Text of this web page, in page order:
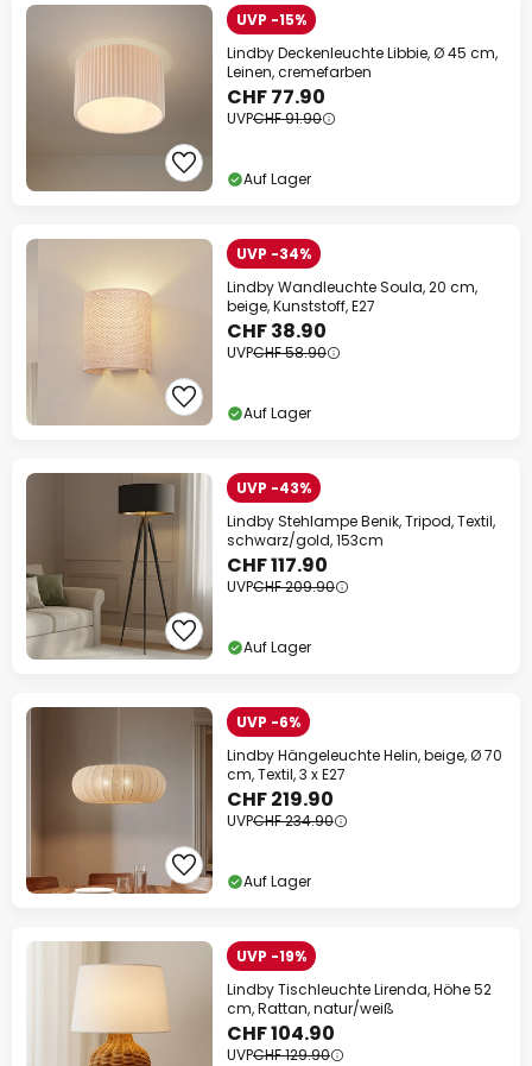
UVP -15%
Lindby Deckenleuchte Libbie, Ø 45 cm,
Leinen, cremefarben
CHF 77.90
UVPCHF 91.90
Auf Lager
UVP -34%
Lindby Wandleuchte Soula, 20 cm,
beige, Kunststoff, E27
CHF 38.90
UVPCHF 58.90
Auf Lager
UVP -43%
Lindby Stehlampe Benik, Tripod, Textil,
schwarz/gold, 153cm
CHF 117.90
UVPCHF 209.90
Auf Lager
UVP -6%
Lindby Hängeleuchte Helin, beige, Ø 70
cm, Textil, 3 x E27
CHF 219.90
UVPCHF 234.90
Auf Lager
UVP -19%
Lindby Tischleuchte Lirenda, Höhe 52
cm, Rattan, natur/weiß
CHF 104.90
UVPCHF 129.90